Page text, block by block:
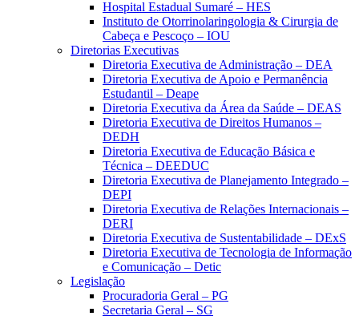
Hospital Estadual Sumaré – HES
Instituto de Otorrinolaringologia & Cirurgia de
Cabeça e Pescoço – IOU
Diretorias Executivas
Diretoria Executiva de Administração – DEA
Diretoria Executiva de Apoio e Permanência
Estudantil – Deape
Diretoria Executiva da Área da Saúde – DEAS
Diretoria Executiva de Direitos Humanos –
DEDH
Diretoria Executiva de Educação Básica e
Técnica – DEEDUC
Diretoria Executiva de Planejamento Integrado –
DEPI
Diretoria Executiva de Relações Internacionais –
DERI
Diretoria Executiva de Sustentabilidade – DExS
Diretoria Executiva de Tecnologia de Informação
e Comunicação – Detic
Legislação
Procuradoria Geral – PG
Secretaria Geral – SG